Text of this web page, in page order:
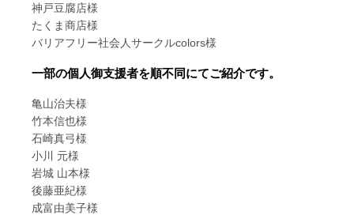
神戸豆腐店様
たくま商店様
バリアフリー社会人サークルcolors様
一部の個人御支援者を順不同にてご紹介です。
亀山治夫様
竹本信也様
石崎真弓様
小川 元様
岩城 山本様
後藤亜紀様
成富由美子様